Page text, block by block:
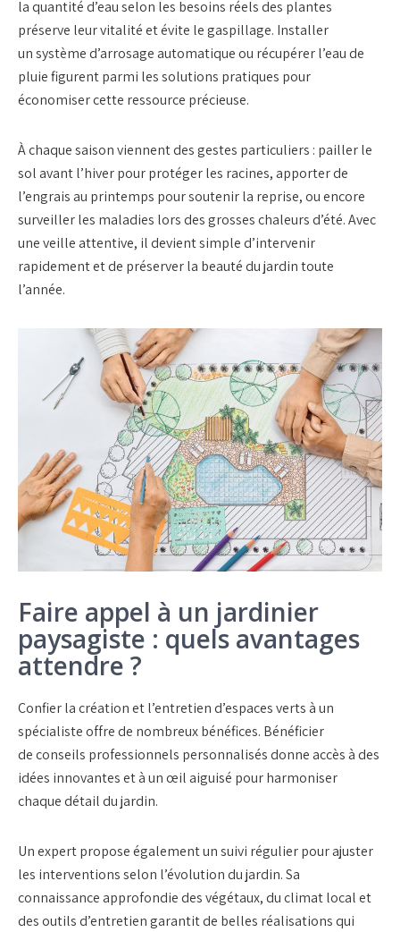
la quantité d’eau selon les besoins réels des plantes
préserve leur vitalité et évite le gaspillage. Installer
unsystème d’arrosage automatiqueou récupérer l’eau de
pluie figurent parmi les solutions pratiques pour
économiser cette ressource précieuse.
À chaque saison viennent des gestes particuliers : pailler le
sol avant l’hiver pour protéger les racines, apporter de
l’engrais au printemps pour soutenir la reprise, ou encore
surveiller les maladies lors des grosses chaleurs d’été. Avec
une veille attentive, il devient simple d’intervenir
rapidement et de préserver la beauté du jardintoute
l’année.
Faire appel à un jardinier
paysagiste : quels avantages
attendre ?
Confier lacréation et l’entretien d’espaces vertsà un
spécialiste offre de nombreux bénéfices. Bénéficier
deconseils professionnels personnalisésdonne accès à des
idées innovantes et à un œil aiguisé pour harmoniser
chaque détail du jardin.
Un expert propose également unsuivi régulierpour ajuster
les interventions selon l’évolution du jardin. Sa
connaissance approfondie desvégétaux, du climat local et
desoutils d’entretiengarantit de belles réalisations qui